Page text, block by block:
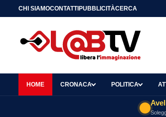
CHI SIAMOCONTATTIPUBBLICITÀCERCA
HOME CRONACA POLITICA